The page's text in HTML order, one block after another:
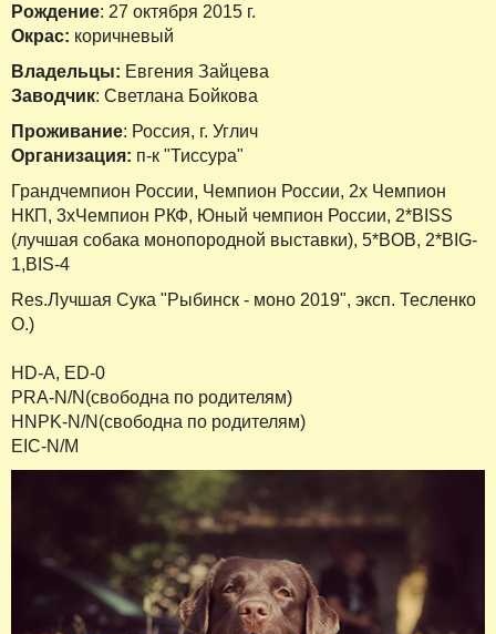
Рождение: 27 октября 2015 г.
Окрас: коричневый
Владельцы: Евгения Зайцева
Заводчик: Светлана Бойкова
Проживание: Россия, г. Углич
Организация: п-к "Тиссура"
Грандчемпион России, Чемпион России, 2х Чемпион
НКП, 3хЧемпион РКФ, Юный чемпион России, 2*BISS
(лучшая собака монопородной выставки), 5*BOB, 2*BIG-
1,BIS-4
Res.Лучшая Сука "Рыбинск - моно 2019", эксп. Тесленко
О.)
HD-A, ED-0
PRA-N/N(свободна по родителям)
HNPK-N/N(свободна по родителям)
EIC-N/M